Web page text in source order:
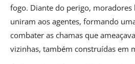
fogo. Diante do perigo, moradores
uniram aos agentes, formando
combater as chamas que
vizinhas, também construídas em